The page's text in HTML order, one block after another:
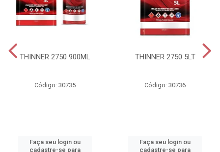
THINNER 2750 900ML
Código: 30735
Faça seu login ou
cadastre-se para
THINNER 2750 5LT
Código: 30736
Faça seu login ou
cadastre-se para